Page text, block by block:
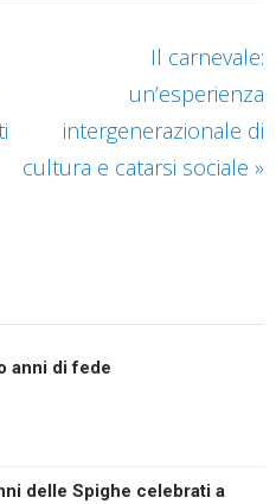
Il carnevale:
un’esperienza
intergenerazionale di
cultura e catarsi sociale »
anni di fede
delle Spighe celebrati a